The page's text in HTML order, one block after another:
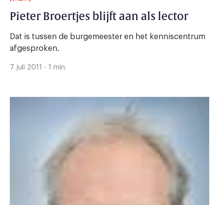
Pieter Broertjes blijft aan als lector
Dat is tussen de burgemeester en het kenniscentrum
afgesproken.
7 juli 2011 - 1 min.